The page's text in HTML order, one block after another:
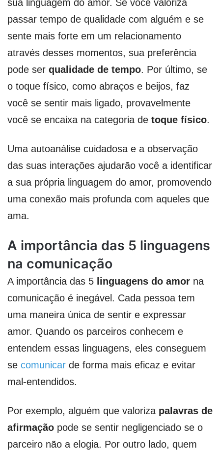
sua linguagem do amor. Se você valoriza
passar tempo de qualidade com alguém e se
sente mais forte em um relacionamento
através desses momentos, sua preferência
pode ser qualidade de tempo. Por último, se
o toque físico, como abraços e beijos, faz
você se sentir mais ligado, provavelmente
você se encaixa na categoria de toque físico.
Uma autoanálise cuidadosa e a observação
das suas interações ajudarão você a identificar
a sua própria linguagem do amor, promovendo
uma conexão mais profunda com aqueles que
ama.
A importância das 5 linguagens
na comunicação
A importância das 5 linguagens do amor na
comunicação é inegável. Cada pessoa tem
uma maneira única de sentir e expressar
amor. Quando os parceiros conhecem e
entendem essas linguagens, eles conseguem
se comunicar de forma mais eficaz e evitar
mal-entendidos.
Por exemplo, alguém que valoriza palavras de
afirmação pode se sentir negligenciado se o
parceiro não a elogia. Por outro lado, quem